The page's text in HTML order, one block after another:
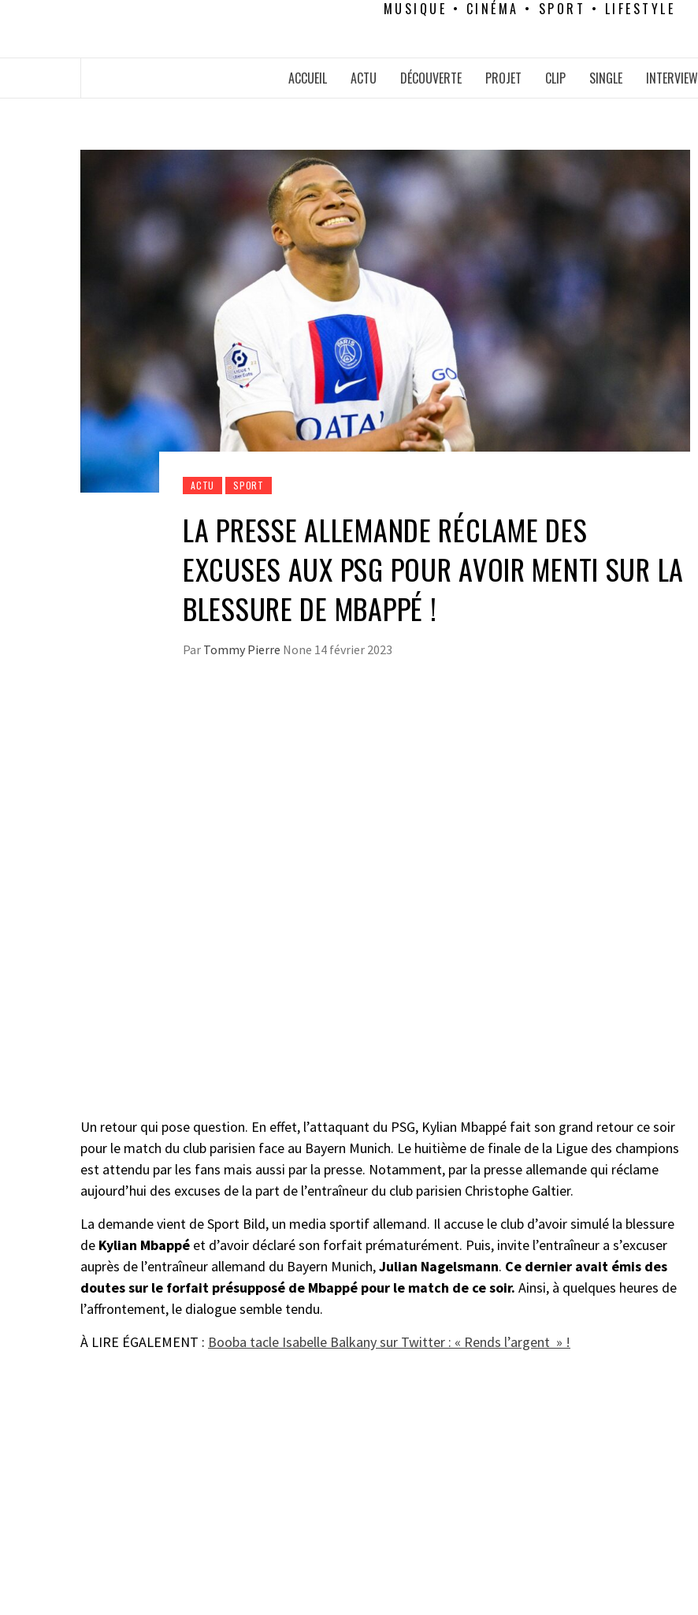
MUSIQUE • CINÉMA • SPORT • LIFESTYLE
ACCUEIL ACTU DÉCOUVERTE PROJET CLIP SINGLE INTERVIEW
ACTU SPORT
LA PRESSE ALLEMANDE RÉCLAME DES
EXCUSES AUX PSG POUR AVOIR MENTI SUR LA
BLESSURE DE MBAPPÉ !
Par Tommy Pierre None 14 février 2023
Un retour qui pose question. En effet, l’attaquant du PSG, Kylian Mbappé fait son grand retour ce soir
pour le match du club parisien face au Bayern Munich. Le huitième de finale de la Ligue des champions
est attendu par les fans mais aussi par la presse. Notamment, par la presse allemande qui réclame
aujourd’hui des excuses de la part de l’entraîneur du club parisien Christophe Galtier.
La demande vient de Sport Bild, un media sportif allemand. Il accuse le club d’avoir simulé la blessure
de Kylian Mbappé et d’avoir déclaré son forfait prématurément. Puis, invite l’entraîneur a s’excuser
auprès de l’entraîneur allemand du Bayern Munich,Julian Nagelsmann. Ce dernier avait émis des
doutes sur le forfait présupposé de Mbappé pour le match de ce soir. Ainsi, à quelques heures de
l’affrontement, le dialogue semble tendu.
À LIRE ÉGALEMENT : Booba tacle Isabelle Balkany sur Twitter : « Rends l’argent » !